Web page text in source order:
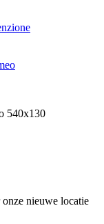
nieuwe locatie